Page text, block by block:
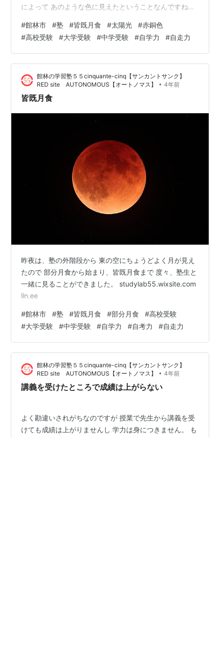
によって あのような色に見えたということなんですね。
#館林市 #塾 #皆既月食 #太陽光 #赤銅色
#高校受験 #大学受験 #中学受験 #自学力 #自走力
館林の学習塾５５cinquante-cinq【サンカントサンク】
RED site AUTONOMOUS【オートノマス】
• 4年前
皆既月食
昨夜は、塾の外階段から 東の空にちょうどよく月が見え
たので 部分月食から始まり、皆既月食まで 度々、塾生と
一緒に見ることができました。 studylab55.wixsite.com
lin.ee
#館林市 #塾 #皆既月食 #部分月食 #高校受験
#大学受験 #中学受験 #自学力 #自考力 #自走力
館林の学習塾５５cinquante-cinq【サンカントサンク】
RED site AUTONOMOUS【オートノマス】
• 4年前
講義を受けたところで成績は上がらない